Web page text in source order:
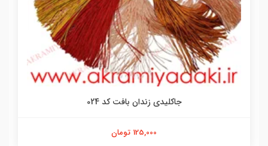
جاکلیدی زندان بافت کد 024
125,000 تومان